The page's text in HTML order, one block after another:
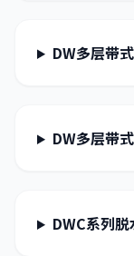
DW多层带
DW多层带
DWC系列